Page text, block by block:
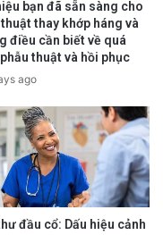
bạn đã sẵn sàng cho
thay khớp háng và
điều cần biết về quá
thuật và hồi phục
ago
đầu cổ: Dấu hiệu cảnh